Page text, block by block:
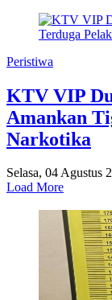
Peristiwa
KTV VIP
Amankan
Narkotika
Selasa, 04 Agustus
Load More